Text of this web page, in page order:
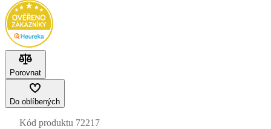
Porovnat
Do oblíbených
Kód produktu 72217